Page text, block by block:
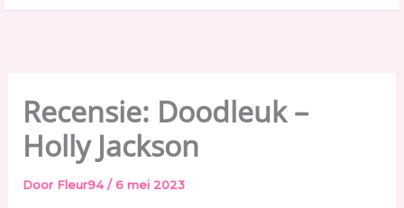
Recensie: Doodleuk –
Holly Jackson
Door Fleur94/6 mei 2023